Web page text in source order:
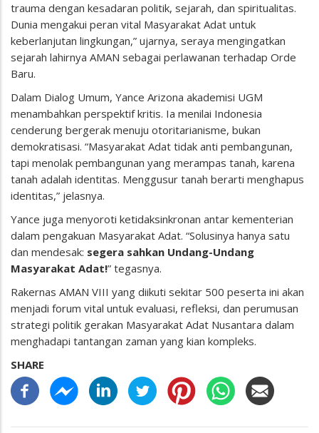
trauma dengan kesadaran politik, sejarah, dan spiritualitas.
Dunia mengakui peran vital Masyarakat Adat untuk
keberlanjutan lingkungan,” ujarnya, seraya mengingatkan
sejarah lahirnya AMAN sebagai perlawanan terhadap Orde
Baru.
Dalam Dialog Umum, Yance Arizona akademisi UGM
menambahkan perspektif kritis. Ia menilai Indonesia
cenderung bergerak menuju otoritarianisme, bukan
demokratisasi. “Masyarakat Adat tidak anti pembangunan,
tapi menolak pembangunan yang merampas tanah, karena
tanah adalah identitas. Menggusur tanah berarti menghapus
identitas,” jelasnya.
Yance juga menyoroti ketidaksinkronan antar kementerian
dalam pengakuan Masyarakat Adat. “Solusinya hanya satu
dan mendesak: segera sahkan Undang-Undang
Masyarakat Adat!” tegasnya.
Rakernas AMAN VIII yang diikuti sekitar 500 peserta ini akan
menjadi forum vital untuk evaluasi, refleksi, dan perumusan
strategi politik gerakan Masyarakat Adat Nusantara dalam
menghadapi tantangan zaman yang kian kompleks.
SHARE